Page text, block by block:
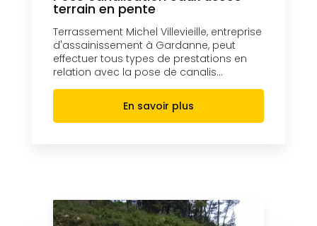
terrain en pente
Terrassement Michel Villevieille, entreprise
d'assainissement à Gardanne, peut
effectuer tous types de prestations en
relation avec la pose de canalis...
En savoir plus